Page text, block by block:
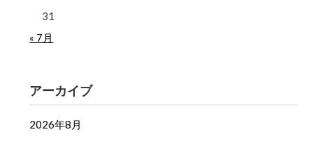
31
« 7月
アーカイブ
2026年8月